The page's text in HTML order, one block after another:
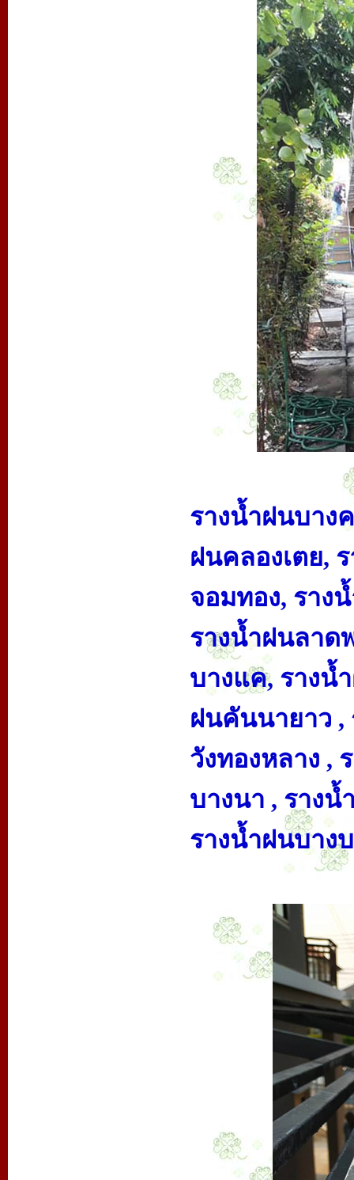
รางน้ำฝนบาง
ฝนคลองเตย,
จอมทอง, ราง
รางน้ำฝนลาด
บางแค, รางน้
ฝนคันนายาว ,
วังทองหลาง ,
บางนา , ราง
รางน้ำฝนบาง